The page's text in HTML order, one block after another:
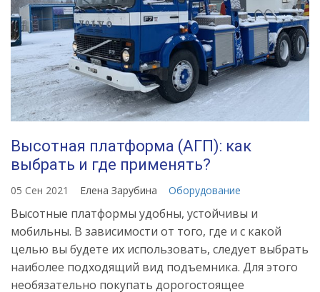
Высотная платформа (АГП): как
выбрать и где применять?
05 Сен 2021 Елена Зарубина Оборудование
Высотные платформы удобны, устойчивы и
мобильны. В зависимости от того, где и с какой
целью вы будете их использовать, следует выбрать
наиболее подходящий вид подъемника. Для этого
необязательно покупать дорогостоящее